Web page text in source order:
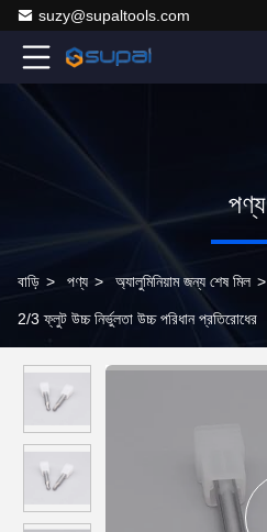
suzy@supaltools.com
পণ্য
বাড়ি > পণ্য > অ্যালুমিনিয়াম জন্য শেষ মিল >
2/3 ফ্লুট উচ্চ নির্ভুলতা উচ্চ পরিধান প্রতিরোধের